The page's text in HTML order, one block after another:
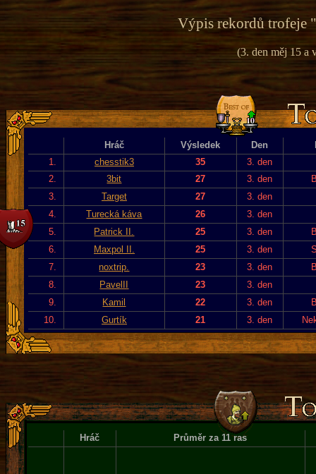
Výpis rekordů trofeje
(3. den měj 15 a
Hráč Výsledek Den
1.
chesstik3 35
3. den
2.
3bit 27 3. den
3.
Target 27
3. den
4.
Turecká káva 26
3. den
5.
Patrick II. 25 3. den
6.
Maxpol II. 25 3. den
7.
noxtrip. 23 3. den
8.
PavelII 23
3. den
9.
Kamil 22 3. den
10.
Gurtík 21 3. den
Hráč Průměr za 11 ras